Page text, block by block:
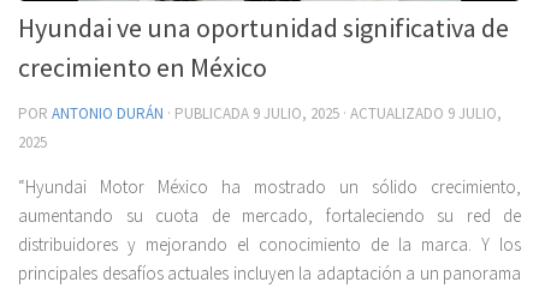
Hyundai ve una oportunidad significativa de
crecimiento en México
POR ANTONIO DURÁN · PUBLICADA 9 JULIO, 2025 · ACTUALIZADO 9 JULIO,
2025
“Hyundai Motor México ha mostrado un sólido crecimiento,
aumentando su cuota de mercado, fortaleciendo su red de
distribuidores y mejorando el conocimiento de la marca. Y los
principales desafíos actuales incluyen la adaptación a un panorama